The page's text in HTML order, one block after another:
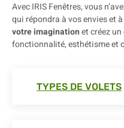
Avec IRIS Fenêtres, vous
qui répondra à vos envies et
votre imaginationet créez
fonctionnalité, esthétisme et
TYPES DE VOLETS